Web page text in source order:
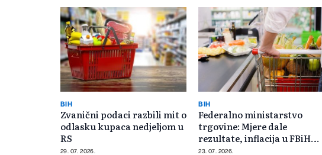
BIH
Zvanični podaci razbili mit o
odlasku kupaca nedjeljom u
RS
29. 07. 2026.
BIH
Federalno ministarstvo
trgovine: Mjere dale
rezultate, inflacija u FBiH
usporava
23. 07. 2026.